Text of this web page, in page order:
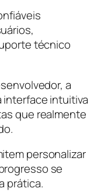
técnico
a
interface intuitiva
que realmente
personalizar
se
prática.